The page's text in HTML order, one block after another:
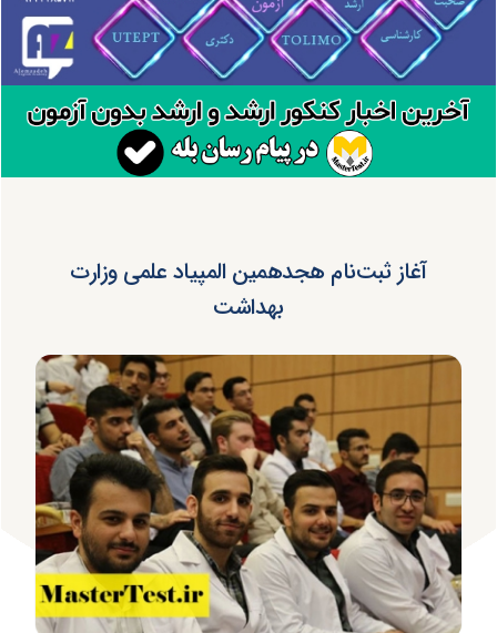
آغاز ثبت‌نام هجدهمین المپیاد علمی وزارت
بهداشت